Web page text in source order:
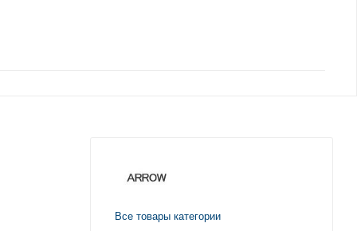
Все товары категории